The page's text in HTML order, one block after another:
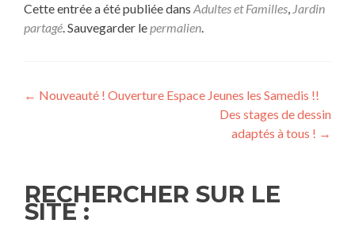
Cette entrée a été publiée dans Adultes et Familles, Jardin
partagé. Sauvegarder lepermalien.
Navigation
← Nouveauté ! Ouverture Espace Jeunes les Samedis !!
Des stages de dessin
adaptés à tous ! →
RECHERCHER SUR LE
SITE :